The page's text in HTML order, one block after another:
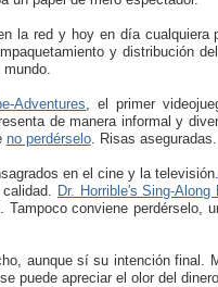
la red y hoy en día cualquiera
y distribución
Adventures , el primer
de manera informal y
no perdérselo. Risas aseguradas.
en el cine y la
Dr. Horrible's Sing-Along
conviene perdérselo,
aunque sí su intención final.
puede apreciar el olor del